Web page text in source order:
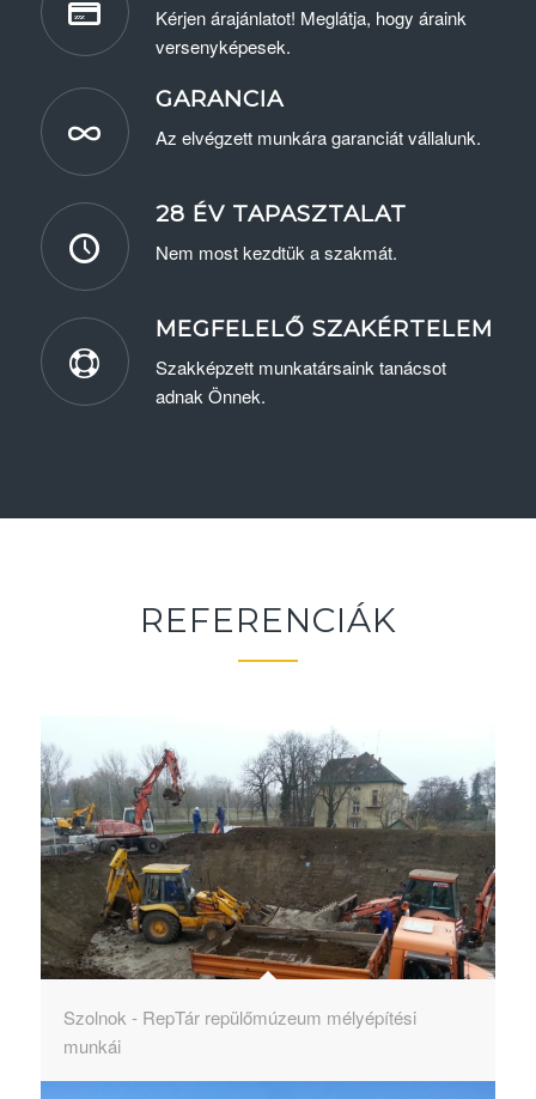
Kérjen árajánlatot! Meglátja, hogy áraink
versenyképesek.
GARANCIA
Az elvégzett munkára garanciát vállalunk.
28 ÉV TAPASZTALAT
Nem most kezdtük a szakmát.
MEGFELELŐ SZAKÉRTELEM
Szakképzett munkatársaink tanácsot
adnak Önnek.
REFERENCIÁK
Szolnok - RepTár repülőmúzeum mélyépítési
munkái